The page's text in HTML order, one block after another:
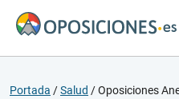
Portada /Salud /Oposiciones